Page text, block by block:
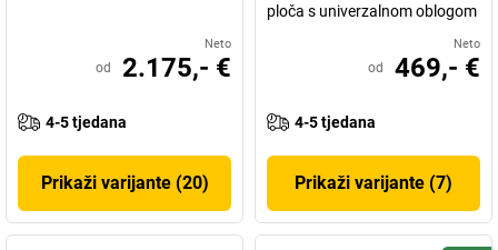
Neto
od 2.175,- €
4-5 tjedana
Prikaži varijante (20)
ploča s univerzalnom oblogom
Neto
od 469,- €
4-5 tjedana
Prikaži varijante (7)